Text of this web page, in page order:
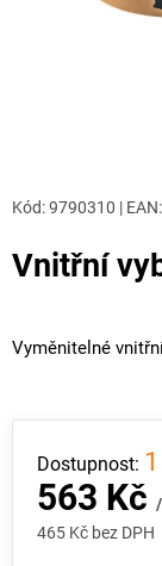
Vnitřní
Kód:9790310 | EAN:
Vyměnitelné
563 Kč
465 Kč bez DPH